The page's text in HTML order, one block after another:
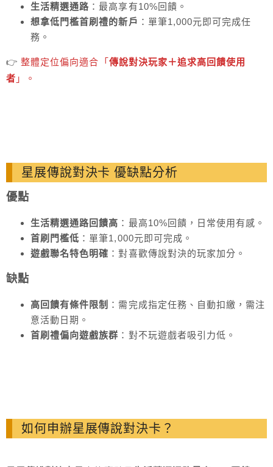
生活精選通路 ：最高享有10%回饋。
想拿低門檻首刷禮的新戶 ：單筆1,000元即可完成任
務。
👉整體定位偏向適合「 傳說對決玩家＋追求高回饋使用
者 」。
星展傳說對決卡 優缺點分析
優點
生活精選通路回饋高 ：最高10%回饋，日常使用有感。
首刷門檻低 ：單筆1,000元即可完成。
遊戲聯名特色明確 ：對喜歡傳說對決的玩家加分。
缺點
高回饋有條件限制 ：需完成指定任務、自動扣繳，需注
意活動日期。
首刷禮偏向遊戲族群 ：對不玩遊戲者吸引力低。
如何申辦星展傳說對決卡？